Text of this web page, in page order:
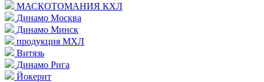
МАСКОТОМАНИЯ КХЛ
Динамо Москва
Динамо Минск
продукция МХЛ
Витязь
Динамо Рига
Йокерит